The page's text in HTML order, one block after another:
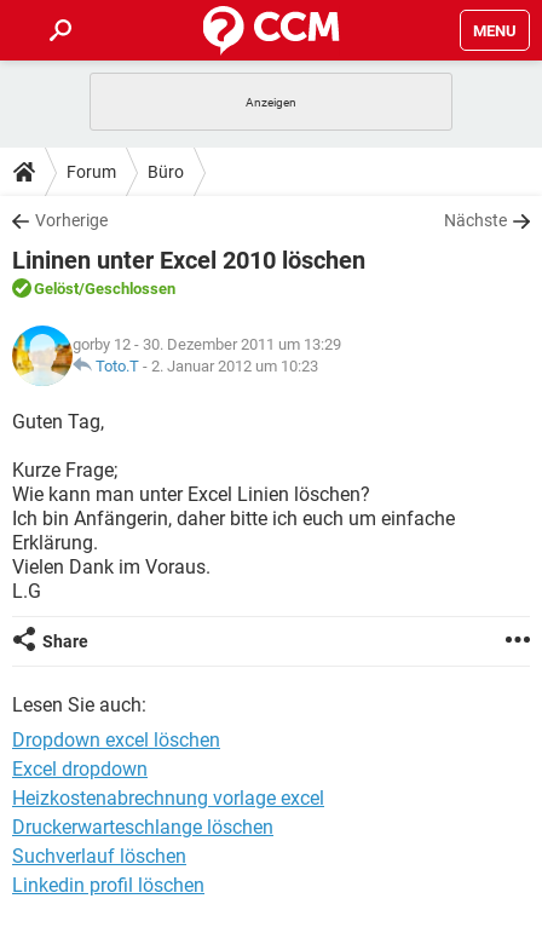
MENU
ANDROID
WINDOWS 10
WHATSAPP TIKTOK
FACEBOOK
TIPPS & TRICKS
SPIELE
WINDOWS 10
WHATSAPP
FACEBOOK HARDWARE
DOWNLOADS
SPIELE STREAMING
ANDROID
WINDOWS 10 INSTAGRAM
WHATSAPP
FACEBOOK
FORUM
SPIELE
ANDROID IOS
FACEBOOK HARDWARE
LEXIKON
SPIELE
ANDROID
WINDOWS 10
WHATSAPP TIKTOK
FACEBOOK
Forum Büro
Vorherige Nächste
Lininen unter Excel 2010 löschen
Gelöst/Geschlossen
gorby 12 - 30. Dezember 2011 um 13:29
Toto.T - 2. Januar 2012 um 10:23
Guten Tag,
Kurze Frage;
Wie kann man unter Excel Linien löschen?
Ich bin Anfängerin, daher bitte ich euch um einfache
Erklärung.
Vielen Dank im Voraus.
L.G
Share
Lesen Sie auch:
Dropdown excel löschen
Excel dropdown
Heizkostenabrechnung vorlage excel
Druckerwarteschlange löschen
Suchverlauf löschen
Linkedin profil löschen